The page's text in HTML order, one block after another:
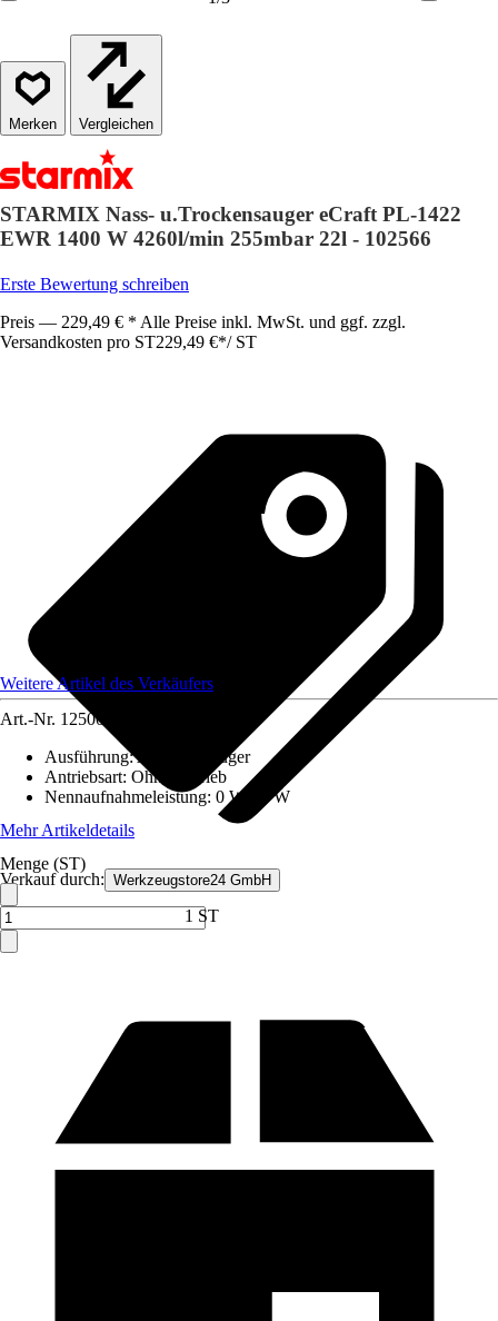
Vergleichen
STARMIX Nass- u.Trockensauger eCraft PL-1422
EWR 1400 W 4260l/min 255mbar 22l - 102566
Erste Bewertung schreiben
Preis — 229,49 € * Alle Preise inkl. MwSt. und ggf. zzgl.
Versandkosten pro ST229,49 €*/ ST
Verkauf durch: Werkzeugstore24 GmbH
Weitere Artikel des Verkäufers
Art.-Nr. 12500801
Ausführung:Allzwecksauger
Antriebsart: Ohne Antrieb
Nennaufnahmeleistung: 0 W - 0 W
Mehr Artikeldetails
Menge (ST)
1 ST